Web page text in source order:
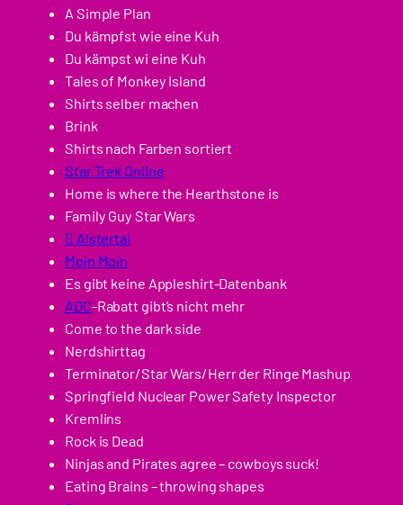
A Simple Plan
Du kämpfst wie eine Kuh
Du kämpst wi eine Kuh
Tales of Monkey Island
Shirts selber machen
Brink
Shirts nach Farben sortiert
Star Trek Online
Home is where the Hearthstone is
Family Guy Star Wars
 Alstertal
Moin Moin
Es gibt keine Appleshirt-Datenbank
ADC-Rabatt gibt’s nicht mehr
Come to the dark side
Nerdshirttag
Terminator/Star Wars/Herr der Ringe Mashup
Springfield Nuclear Power Safety Inspector
Kremlins
Rock is Dead
Ninjas and Pirates agree – cowboys suck!
Eating Brains – throwing shapes